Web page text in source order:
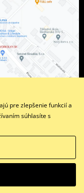
pre zlepšenie funkcií a
súhlasíte s